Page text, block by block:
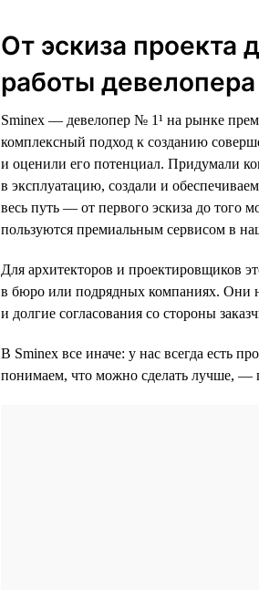
От эскиза проекта
работы
Sminex — девелопер № 1¹ на рынке
комплексный подход к созданию
и оценили его потенциал. Придумали
в эксплуатацию, создали и
весь путь — от первого эскиза до того
пользуются премиальным сервисом в
Для архитекторов и проектировщиков
в бюро или подрядных компаниях. Они
и долгие согласования со стороны
В Sminex все иначе: у нас всегда есть
понимаем, что можно сделать лучше, —